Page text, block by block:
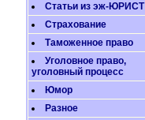
Статьи из эж-ЮРИСТ
Страхование
Таможенное право
Уголовное право,
уголовный процесс
Юмор
Разное